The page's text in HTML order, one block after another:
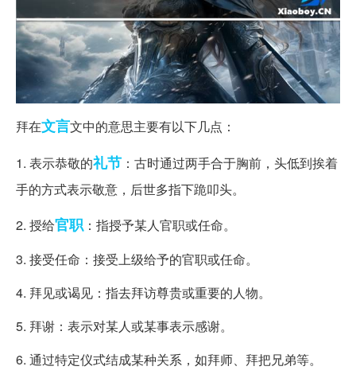
拜在文言文中的意思主要有以下几点：
1. 表示恭敬的礼节 ：古时通过两手合于胸前，头低到挨着
手的方式表示敬意，后世多指下跪叩头。
2. 授给官职：指授予某人官职或任命。
3. 接受任命：接受上级给予的官职或任命。
4. 拜见或谒见：指去拜访尊贵或重要的人物。
5. 拜谢：表示对某人或某事表示感谢。
6. 通过特定仪式结成某种关系，如拜师、拜把兄弟等。